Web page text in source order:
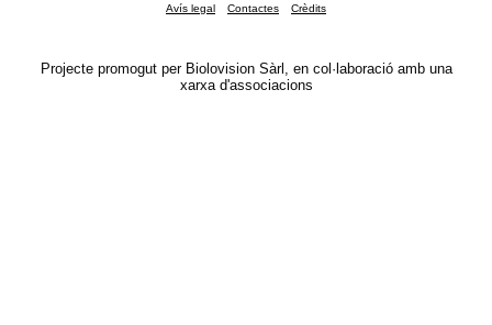
Avís legal Contactes Crèdits
Projecte promogut per Biolovision Sàrl, en col·laboració amb una
xarxa d'associacions